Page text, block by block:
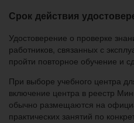
Срок действия
Удостоверение о проверке
работников, связанных с
пройти повторное обучение и
При выборе учебного центра
включение центра в реестр
обычно размещаются на
практических занятий по